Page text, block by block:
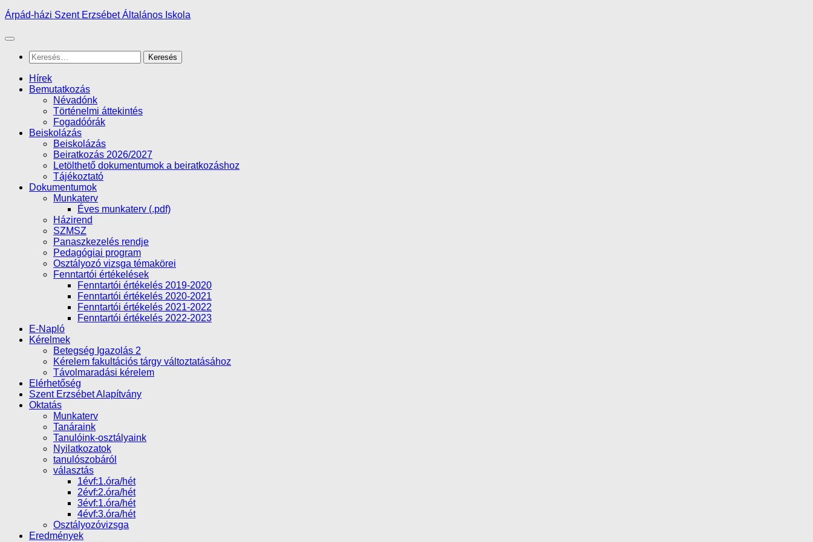
Skip
content
Árpád-házi Szent Erzsébet Általános Iskola
Keresés:
Hírek
Bemutatkozás
Névadónk
Történelmi áttekintés
Fogadóórák
Beiskolázás
Beiskolázás
Beiratkozás 2026/2027
Letölthető dokumentumok a beiratkozáshoz
Tájékoztató
Dokumentumok
Munkaterv
Éves munkaterv (.pdf)
Házirend
SZMSZ
Panaszkezelés rendje
Pedagógiai program
Osztályozó vizsga témakörei
Fenntartói értékelések
Fenntartói értékelés 2019-2020
Fenntartói értékelés 2020-2021
Fenntartói értékelés 2021-2022
Fenntartói értékelés 2022-2023
E-Napló
Kérelmek
Betegség Igazolás 2
Kérelem fakultációs tárgy változtatásához
Távolmaradási kérelem
Elérhetőség
Szent Erzsébet Alapítvány
Oktatás
Munkaterv
Tanáraink
Tanulóink-osztályaink
Nyilatkozatok
tanulószobáról
választás
1évf:1.óra/hét
2évf:2.óra/hét
3évf:1.óra/hét
4évf:3.óra/hét
Osztályozóvizsga
Eredmények